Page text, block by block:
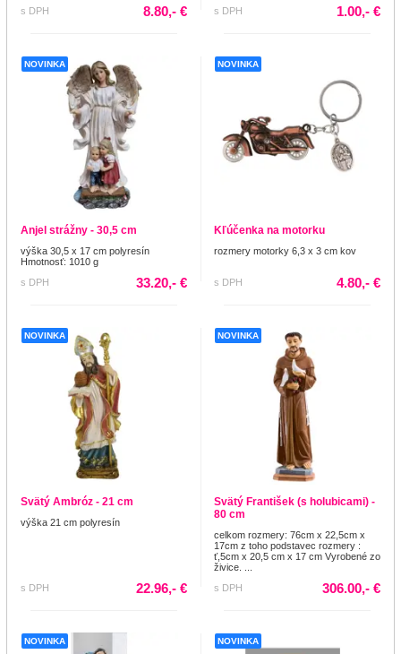
s DPH 8.80,- € s DPH 1.00,- €
NOVINKA
Anjel strážny - 30,5 cm
výška 30,5 x 17 cm polyresín
Hmotnosť: 1010 g
s DPH
33.20,- €
NOVINKA
Kľúčenka na motorku
rozmery motorky 6,3 x 3 cm kov
s DPH 4.80,- €
NOVINKA
Svätý Ambróz - 21 cm
výška 21 cm polyresín
s DPH 22.96,- €
NOVINKA
Svätý František (s holubicami) -
80 cm
celkom rozmery: 76cm x 22,5cm x
17cm z toho podstavec rozmery :
ť,5cm x 20,5 cm x 17 cm Vyrobené zo
živice. ...
s DPH
306.00,- €
NOVINKA NOVINKA